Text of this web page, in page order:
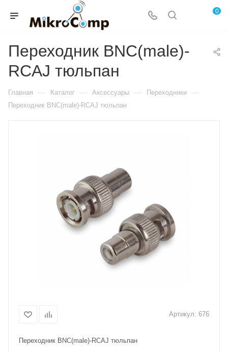
0
Переходник BNC(male)-
RCAJ тюльпан
Главная — Каталог — Аксессуары — Переходники —
Переходник BNC(male)-RCAJ тюльпан
Артикул: 676
Переходник BNC(male)-RCAJ тюльпан